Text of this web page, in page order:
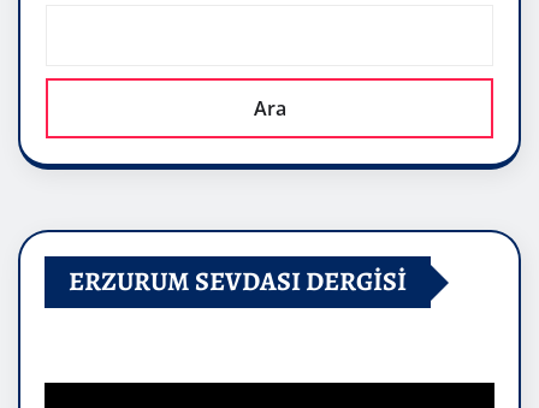
Ara
ERZURUM SEVDASI DERGİSİ